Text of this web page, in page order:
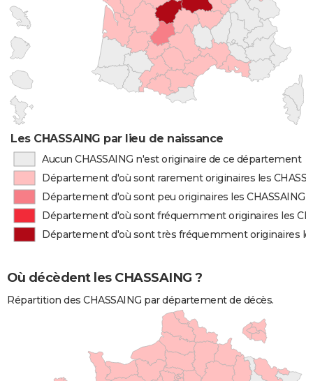
Les CHASSAING par lieu de naissance
Aucun CHASSAING n'est originaire de ce département
Département d'où sont rarement originaires les
Département d'où sont peu originaires les CHASSAING
Département d'où sont fréquemment originaires les
Département d'où sont très fréquemment originaires
Où décèdent les CHASSAING ?
Répartition des CHASSAING par département de décès.